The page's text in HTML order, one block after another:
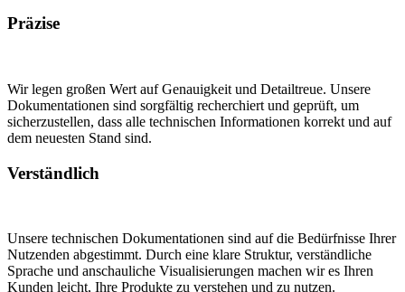
Präzise
Wir legen großen Wert auf Genauigkeit und Detailtreue. Unsere
Dokumentationen sind sorgfältig recherchiert und geprüft, um
sicherzustellen, dass alle technischen Informationen korrekt und auf
dem neuesten Stand sind.
Verständlich
Unsere technischen Dokumentationen sind auf die Bedürfnisse Ihrer
Nutzenden abgestimmt. Durch eine klare Struktur, verständliche
Sprache und anschauliche Visualisierungen machen wir es Ihren
Kunden leicht, Ihre Produkte zu verstehen und zu nutzen.